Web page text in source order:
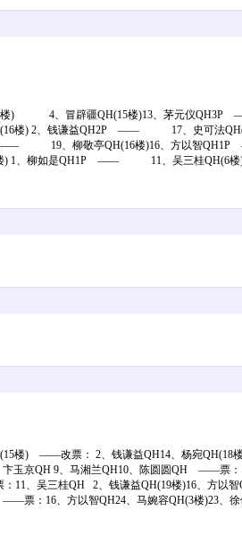
4、冒辟疆QH(15楼)13、茅元仪
2、钱谦益QH2P —— 17、史可法
、柳敬亭QH(16楼)16、方以智QH1P
1、柳如是QH1P —— 11、吴三桂QH(6楼
楼) ——改票： 2、钱谦益QH14、杨宛QH(18
玉京QH 9、马湘兰QH10、陈圆圆QH ——票
、吴三桂QH 2、钱谦益QH(19楼)16、方以
：16、方以智QH24、马婉容QH(3楼)23、